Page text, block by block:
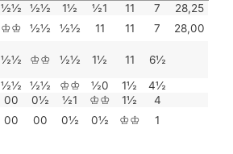
½½ ½½ 1½ ½1 11 7
28,25
♔♔ ½½ ½½ 11 11 7 28,00
½½ ♔♔ ½½ 1½ 11
6½
½½ ½½ ♔♔ ½0 1½
4½
00 0½ ½1 ♔♔ 1½
4
00 00 0½ 0½ ♔♔ 1